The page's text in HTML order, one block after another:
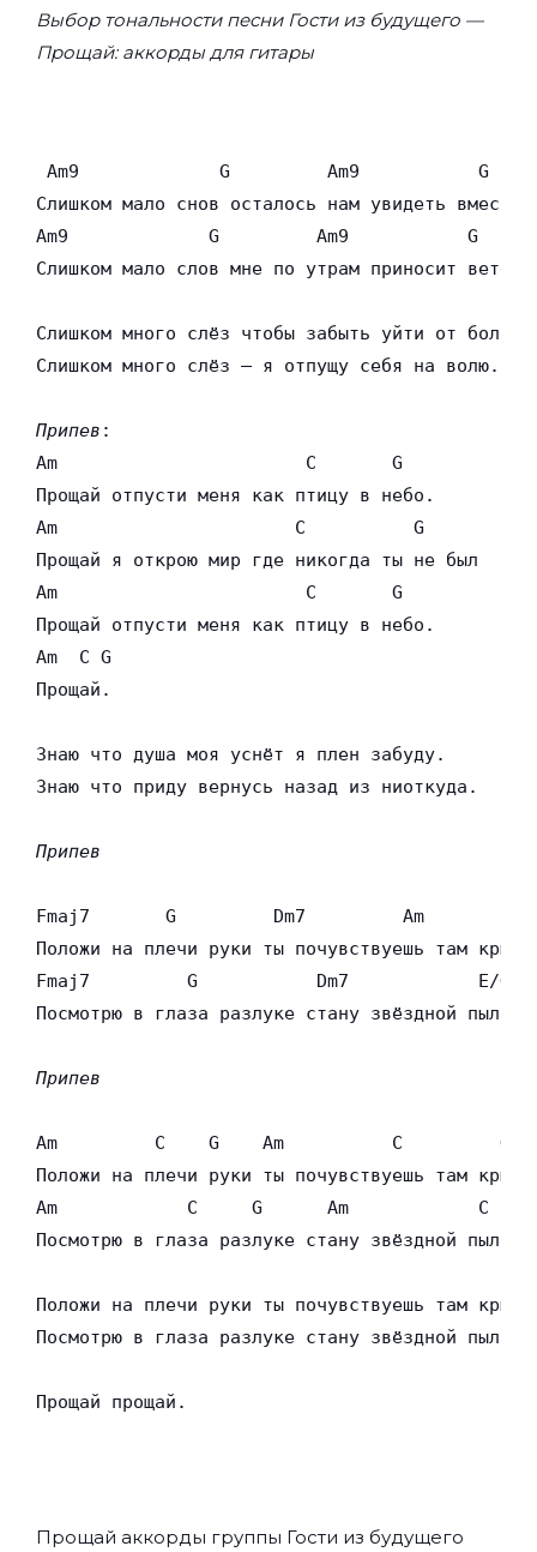
Выбор тональности песни Гости из будущего —
Прощай: аккорды для гитары
Am9             G         Am9           G
Слишком мало снов осталось нам увидеть вместе
Am9             G         Am9           G
Слишком мало слов мне по утрам приносит ветер.
Слишком много слёз чтобы забыть уйти от боли.
Слишком много слёз — я отпущу себя на волю.
Припев :
Am                       C       G
Прощай отпусти меня как птицу в небо.
Am                      C          G
Прощай я открою мир где никогда ты не был
Am                       C       G
Прощай отпусти меня как птицу в небо.
Am  C G
Прощай.
Знаю что душа моя уснёт я плен забуду.
Знаю что приду вернусь назад из ниоткуда.
Припев
Fmaj7       G         Dm7         Am        Am/
Положи на плечи руки ты почувствуешь там
Fmaj7         G           Dm7            E/G#
Посмотрю в глаза разлуке стану звёздной пылью.
Припев
Am         C    G    Am          C         G
Положи на плечи руки ты почувствуешь там
Am            C     G      Am            C   G
Посмотрю в глаза разлуке стану звёздной пылью.
Положи на плечи руки ты почувствуешь там
Посмотрю в глаза разлуке стану звёздной пылью.
Прощай прощай.
Прощай аккорды группы Гости из будущего